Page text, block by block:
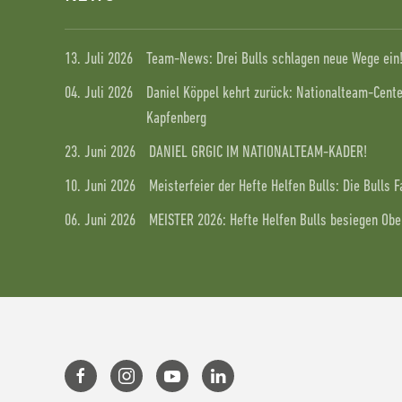
13. Juli 2026
Team-News: Drei Bulls schlagen neue Wege ein!
04. Juli 2026
Daniel Köppel kehrt zurück: Nationalteam-
Kapfenberg
23. Juni 2026
DANIEL GRGIC IM NATIONALTEAM-KADER!
10. Juni 2026
Meisterfeier der Hefte Helfen Bulls: Die Bulls
06. Juni 2026
MEISTER 2026: Hefte Helfen Bulls besiegen